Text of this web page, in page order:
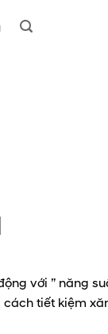
với ” năng
cách tiết kiệm